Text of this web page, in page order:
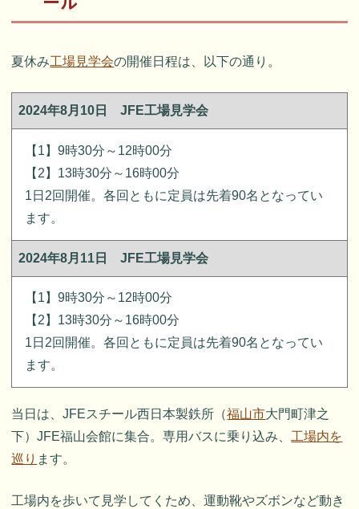
夏休み工場見学会の開催日程は、以下の通り。
2024年8月10日 JFE工場見学会
【1】9時30分～12時00分
【2】13時30分～16時00分
1日2回開催。各回ともに定員は先着90名となってい
ます。
2024年8月11日 JFE工場見学会
【1】9時30分～12時00分
【2】13時30分～16時00分
1日2回開催。各回ともに定員は先着90名となってい
ます。
当日は、JFEスチール西日本製鉄所（福山市大門町津之
下）JFE福山会館に集合。専用バスに乗り込み、工場内を
巡り ます。
工場内を歩いて見学してくため、運動靴やズボンなど動き